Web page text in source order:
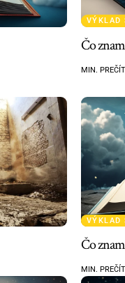
VÝKLAD
Čo
MIN.
VÝKLAD
Čo
MIN.